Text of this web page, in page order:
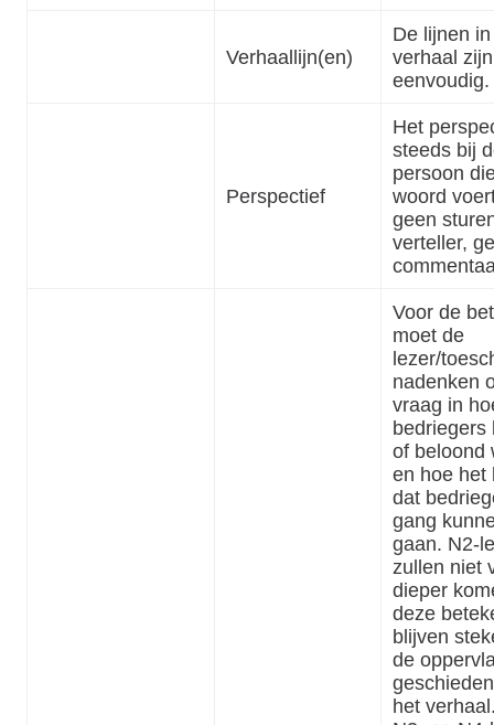
Verhaallijn(en)
De lijnen
verhaal zijn
eenvoudig.
Perspectief
Het
steeds bij
persoon
woord
geen
verteller,
Voor de
moet de
lezer/
nadenken
vraag in
bedriegers
of beloond
en hoe het
dat
gang
gaan. N2-
zullen niet
dieper
deze
blijven
de
het